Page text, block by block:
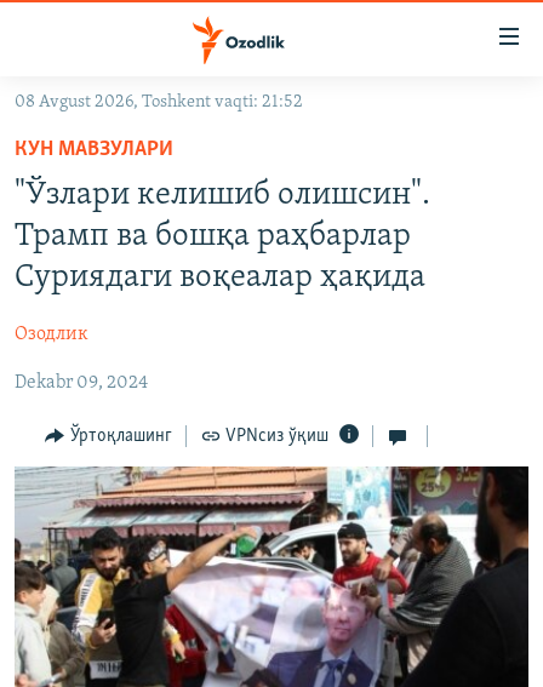
Асосий
навигацияга
ўтинг
Қидиришга
ўтинг
OZODVIDEO
OZODARXIV
На русском
ИЖТИМОИЙ ТАРМОҚЛАР
Озодлик бошқа тилларда
08 Avgust 2026, Toshkent vaqti: 21:52
КУН МАВЗУЛАРИ
"Ўзлари келишиб олишсин".
Трамп ва бошқа раҳбарлар
Суриядаги воқеалар ҳақида
Озодлик
Dekabr 09, 2024
Ўртоқлашинг VPNсиз ўқиш